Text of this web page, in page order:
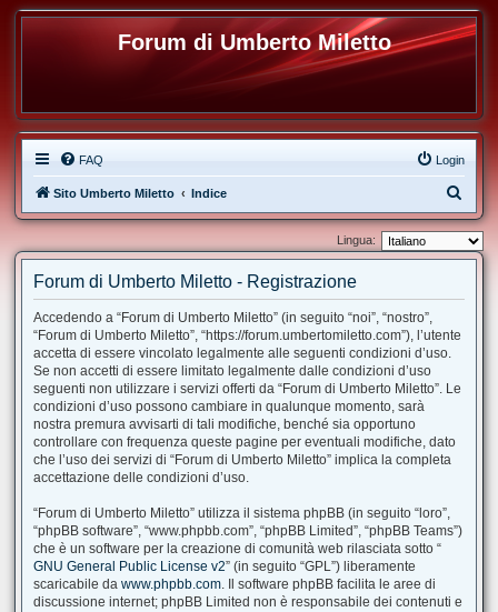
Forum di Umberto Miletto
FAQ Login
Sito Umberto Miletto Indice
e
a
Lingua:
Forum di Umberto Miletto - Registrazione
Accedendo a “Forum di Umberto Miletto” (in seguito “noi”, “nostro”,
“Forum di Umberto Miletto”, “https://forum.umbertomiletto.com”), l’utente
accetta di essere vincolato legalmente alle seguenti condizioni d’uso.
Se non accetti di essere limitato legalmente dalle condizioni d’uso
seguenti non utilizzare i servizi offerti da “Forum di Umberto Miletto”. Le
condizioni d’uso possono cambiare in qualunque momento, sarà
nostra premura avvisarti di tali modifiche, benché sia opportuno
controllare con frequenza queste pagine per eventuali modifiche, dato
che l’uso dei servizi di “Forum di Umberto Miletto” implica la completa
accettazione delle condizioni d’uso.
“Forum di Umberto Miletto” utilizza il sistema phpBB (in seguito “loro”,
“phpBB software”, “www.phpbb.com”, “phpBB Limited”, “phpBB Teams”)
che è un software per la creazione di comunità web rilasciata sotto “
GNU General Public License v2” (in seguito “GPL”) liberamente
scaricabile da www.phpbb.com. Il software phpBB facilita le aree di
discussione internet; phpBB Limited non è responsabile dei contenuti e